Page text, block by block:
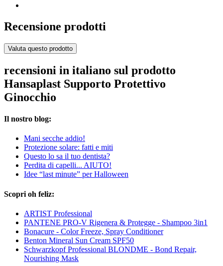
Recensione prodotti
Valuta questo prodotto
recensioni in italiano sul prodotto
Hansaplast Supporto Protettivo
Ginocchio
Il nostro blog:
Mani secche addio!
Protezione solare: fatti e miti
Questo lo sa il tuo dentista?
Perdita di capelli... AIUTO!
Idee “last minute” per Halloween
Scopri oh feliz:
ARTIST Professional
PANTENE PRO-V Rigenera & Protegge - Shampoo 3in1
Bonacure - Color Freeze, Spray Conditioner
Benton Mineral Sun Cream SPF50
Schwarzkopf Professional BLONDME - Bond Repair,
Nourishing Mask